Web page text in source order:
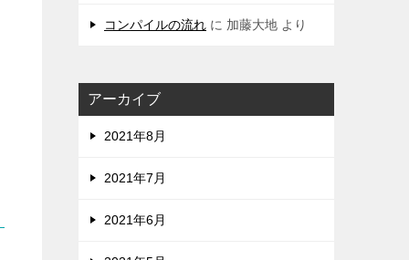
コンパイルの流れ に 加藤大地 より
アーカイブ
2021年8月
2021年7月
2021年6月